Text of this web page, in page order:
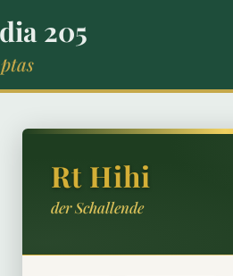
205
Rt Hihi
der Schallende